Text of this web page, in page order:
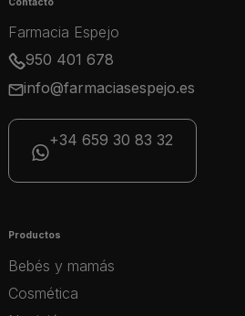
Farmacia Espejo
950 401 678
info@farmaciasespejo.es
+34 659 30 83 32
Productos
Bebés y mamás
Cosmética